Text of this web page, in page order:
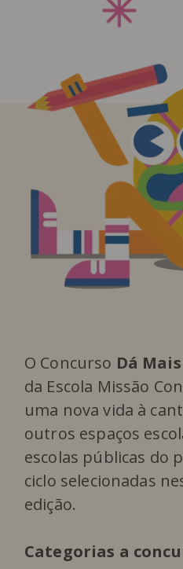
O Concurso Dá
da Escola Missão
uma nova vida à
outros espaços
escolas públicas do
ciclo selecionadas
edição.
Categorias a